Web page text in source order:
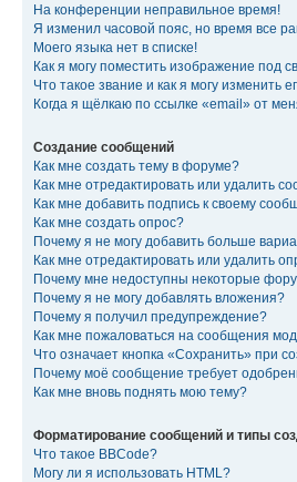
На конференции неправильное время!
Я изменил часовой пояс, но время все
Моего языка нет в списке!
Как я могу поместить изображение под
Что такое звание и как я могу изменить
Когда я щёлкаю по ссылке «email» от
Создание сообщений
Как мне создать тему в форуме?
Как мне отредактировать или удалить
Как мне добавить подпись к своему
Как мне создать опрос?
Почему я не могу добавить больше
Как мне отредактировать или удалить
Почему мне недоступны некоторые
Почему я не могу добавлять вложения?
Почему я получил предупреждение?
Как мне пожаловаться на сообщения
Что означает кнопка «Сохранить» при
Почему моё сообщение требует
Как мне вновь поднять мою тему?
Форматирование сообщений и типы
Что такое BBCode?
Могу ли я использовать HTML?